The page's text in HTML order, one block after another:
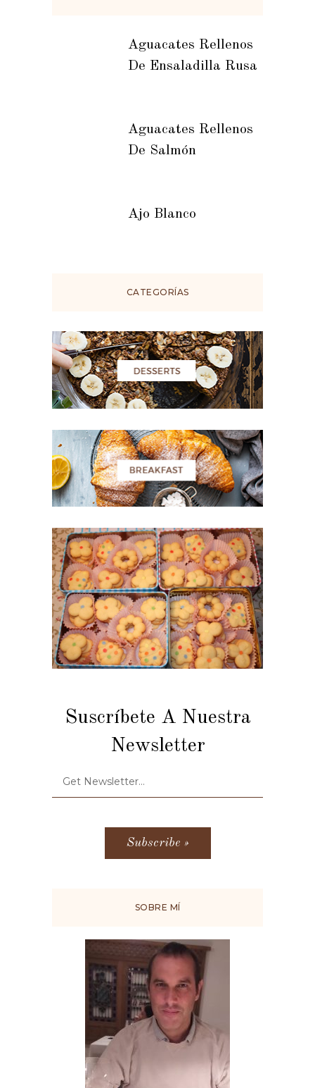
Aguacates Rellenos
De Ensaladilla Rusa
Aguacates Rellenos
De Salmón
Ajo Blanco
CATEGORÍAS
Suscríbete A Nuestra
Newsletter
SOBRE MÍ